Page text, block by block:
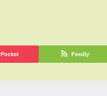
Pocket Feedly